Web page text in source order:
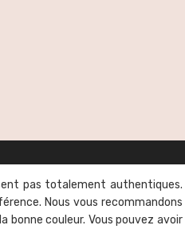
pas totalement authentiques.
Nous vous recommandons
bonne couleur. Vous pouvez avoir
Guillaume Euvrard